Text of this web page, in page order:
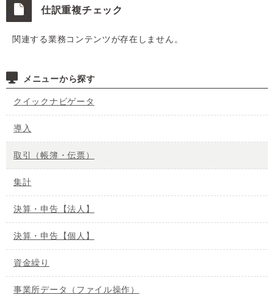
仕訳重複チェック
関連する業務コンテンツが存在しません。
メニューから探す
クイックナビゲータ
導入
取引（帳簿・伝票）
集計
決算・申告【法人】
決算・申告【個人】
資金繰り
事業所データ（ファイル操作）